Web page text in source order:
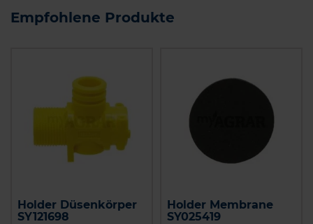
Empfohlene Produkte
Holder Düsenkörper
SY121698
Holder Membrane
SY025419